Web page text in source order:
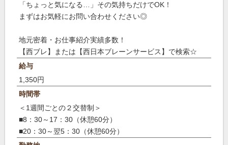
「ちょっと気になる…」その気持ちだけでOK！
まずはお気軽にお問い合わせください◎
地元密着・お仕事紹介実績多数！
【西ブレ】または【西日本ブレーンサービス】で検索☆
給与
1,350円
時間帯
＜1週間ごとの２交替制＞
■8：30～17：30（休憩60分）
■20：30～翌5：30（休憩60分）